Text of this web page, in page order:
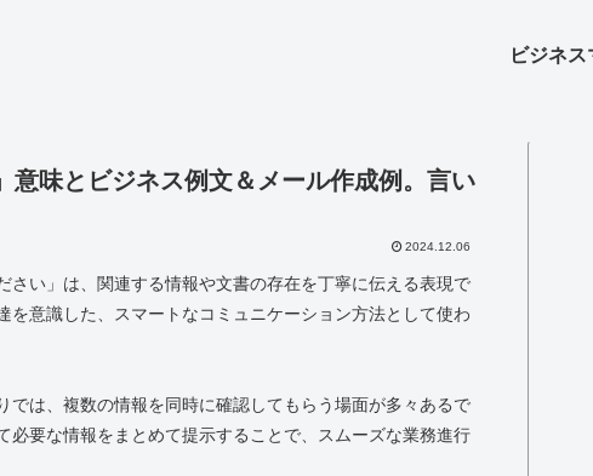
ビジネ
意味とビジネス例文＆メール作成例。言い
2024.12.06
さい」は、関連する情報や文書の存在を丁寧に伝える表現で
を意識した、スマートなコミュニケーション方法として使わ
では、複数の情報を同時に確認してもらう場面が多々あるで
必要な情報をまとめて提示することで、スムーズな業務進行